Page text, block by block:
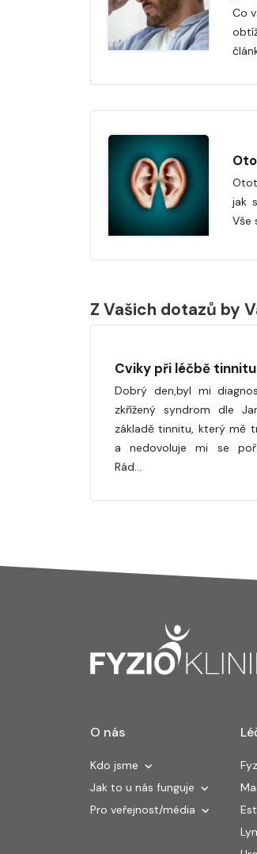
Co
jak
Vše
Z Vašich dotazů by
Cviky při léčbě tinnitu
Dobrý den,byl mi
zkřížený syndrom dle
základě tinnitu, který mě
a nedovoluje mi se
Rád…
O nás
Kdo jsme
Jak to u nás funguje
Pro veřejnost/média